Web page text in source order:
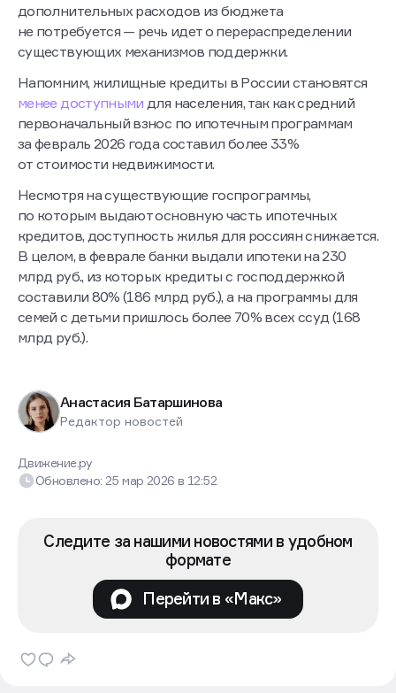
дополнительных расходов из бюджета
не потребуется — речь идет о перераспределении
существующих механизмов поддержки.
Напомним, жилищные кредиты в России становятся
менее доступными для населения, так как средний
первоначальный взнос по ипотечным программам
за февраль 2026 года составил более 33%
от стоимости недвижимости.
Несмотря на существующие госпрограммы,
по которым выдают основную часть ипотечных
кредитов, доступность жилья для россиян снижается.
В целом, в феврале банки выдали ипотеки на 230
млрд руб., из которых кредиты с господдержкой
составили 80% (186 млрд руб.), а на программы для
семей с детьми пришлось более 70% всех ссуд (168
млрд руб.).
Анастасия Батаршинова
Редактор новостей
Движение.ру
Обновлено: 25 мар 2026в 12:52
Следите за нашими новостями в удобном
формате
Перейти в «Макс»